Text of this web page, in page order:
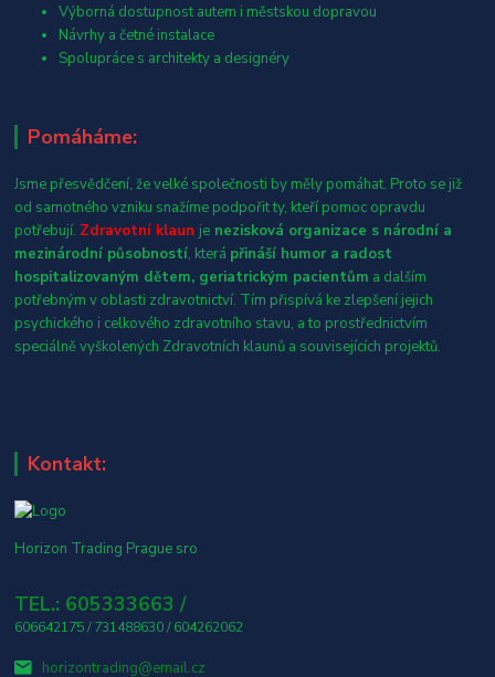
Výborná dostupnost autem i městskou dopravou
Návrhy a četné instalace
Spolupráce s architekty a designéry
Pomáháme:
Jsme přesvědčení, že velké společnosti by měly pomáhat. Proto se již
od samotného vzniku snažíme podpořit ty, kteří pomoc opravdu
potřebují. Zdravotní klaun je nezisková organizace s národní a
mezinárodní působností, která přináší humor a radost
hospitalizovaným dětem, geriatrickým pacientům a dalším
potřebným v oblasti zdravotnictví. Tím přispívá ke zlepšení jejich
psychického i celkového zdravotního stavu, a to prostřednictvím
speciálně vyškolených Zdravotních klaunů a souvisejících projektů.
Kontakt:
Horizon Trading Prague sro
TEL.: 605333663 /
606642175 / 731488630 / 604262062
horizontrading@email.cz